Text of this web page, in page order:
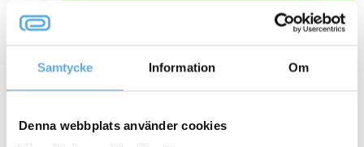
Samtycke Information Om
Denna webbplats använder cookies
Köp